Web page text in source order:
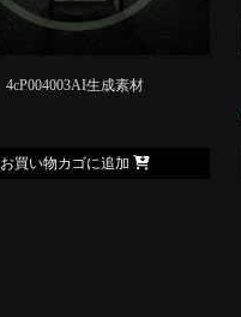
4cP004003AI生成素材
お買い物カゴに追加